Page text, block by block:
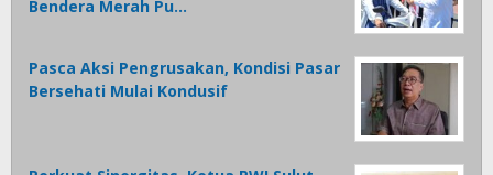
Bendera Merah Pu…
Pasca Aksi Pengrusakan, Kondisi Pasar
Bersehati Mulai Kondusif